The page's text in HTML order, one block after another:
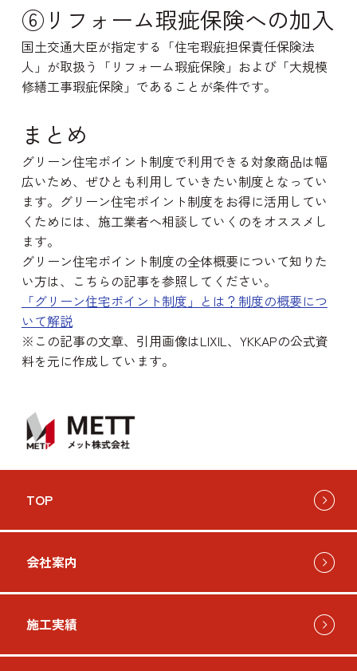
⑥リフォーム瑕疵保険への加入
国土交通大臣が指定する「住宅瑕疵担保責任保険法
人」が取扱う「リフォーム瑕疵保険」および「大規模
修繕工事瑕疵保険」であることが条件です。
まとめ
グリーン住宅ポイント制度で利用できる対象商品は幅
広いため、ぜひとも利用していきたい制度となってい
ます。グリーン住宅ポイント制度をお得に活用してい
くためには、施工業者へ相談していくのをオススメし
ます。
グリーン住宅ポイント制度の全体概要について知りた
い方は、こちらの記事を参照してください。
「グリーン住宅ポイント制度」とは？制度の概要につ
いて解説
※この記事の文章、引用画像はLIXIL、YKKAPの公式資
料を元に作成しています。
TOP
会社案内
施工実績